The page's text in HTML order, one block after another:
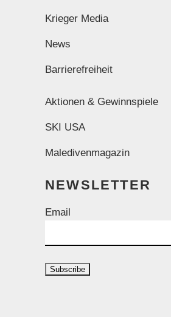
Krieger Media
News
Barrierefreiheit
Aktionen & Gewinnspiele
SKI USA
Maledivenmagazin
NEWSLETTER
Email